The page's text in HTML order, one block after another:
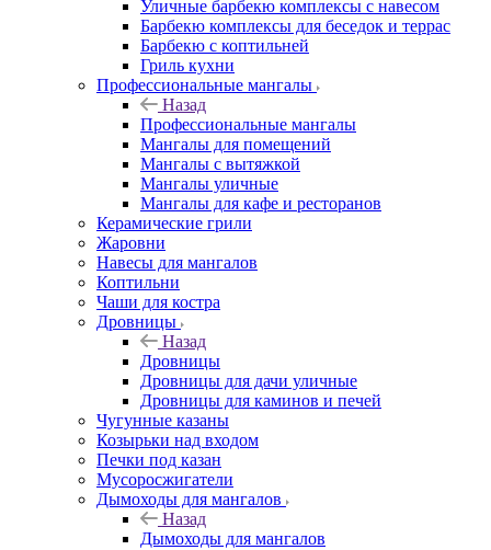
Уличные барбекю комплексы с навесом
Барбекю комплексы для беседок и террас
Барбекю с коптильней
Гриль кухни
Профессиональные мангалы
Назад
Профессиональные мангалы
Мангалы для помещений
Мангалы с вытяжкой
Мангалы уличные
Мангалы для кафе и ресторанов
Керамические грили
Жаровни
Навесы для мангалов
Коптильни
Чаши для костра
Дровницы
Назад
Дровницы
Дровницы для дачи уличные
Дровницы для каминов и печей
Чугунные казаны
Козырьки над входом
Печки под казан
Мусоросжигатели
Дымоходы для мангалов
Назад
Дымоходы для мангалов